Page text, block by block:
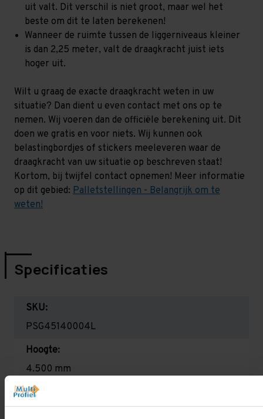
uit valt. Dit verschil is niet groot, maar wel het
beste om dit te laten berekenen!
Wanneer de ruimte tussen de liggerniveaus kleiner
is dan 2,25 meter, valt de draagkracht juist iets
hoger uit.
Wilt u graag de exacte draagkracht weten in uw
situatie? Dan dient u even contact met ons op te
nemen. Wij voeren dan de officiële berekening uit. Dit
doen we gratis en voor niets. Wij kunnen ook
belastingbordjes of stickers meeleveren waar de
draagkracht van uw situatie op beschreven staat!
Kortom, bij twijfel contact opnemen! Meer informatie
op dit gebied: Palletstellingen - Belangrijk om te
weten!
Specificaties
SKU:
PSG45140004L
Hoogte:
4.500 mm
Diepte: